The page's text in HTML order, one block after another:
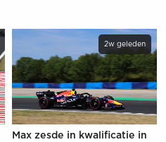
2w geleden
Max zesde in kwalificatie in